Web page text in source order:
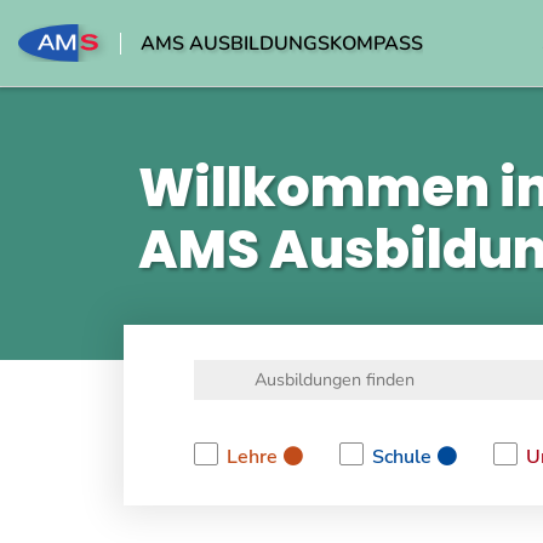
AMS AUSBILDUNGSKOMPASS
Willkommen
AMS
Lehre
Schule